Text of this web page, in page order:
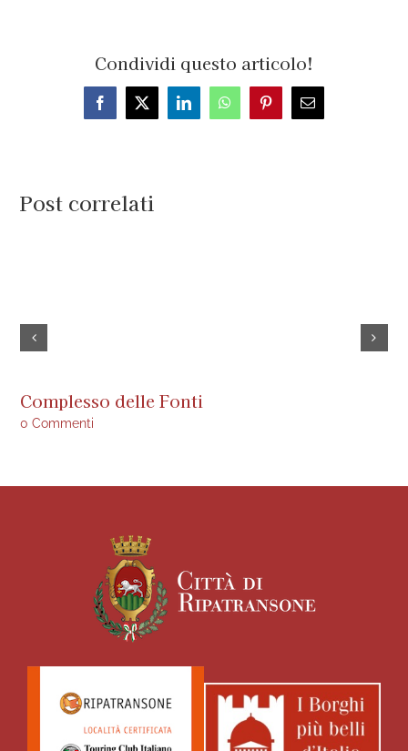
Condividi questo articolo!
Facebook
X LinkedInWhatsAppPinterestEmail
Post correlati
Complesso delle Fonti
0 Commenti